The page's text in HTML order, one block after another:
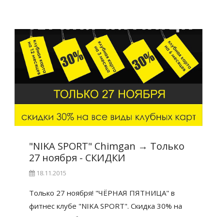
"NIKA SPORT" Chimgan → Только
27 ноября - СКИДКИ
18.11.2015
Только 27 ноября! "ЧЁРНАЯ ПЯТНИЦА" в
фитнес клубе "NIKA SPORT". Скидка 30% на